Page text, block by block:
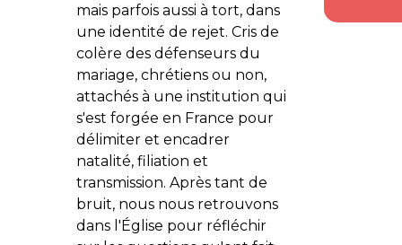
mais parfois aussi à tort, dans
une identité de rejet. Cris de
colère des défenseurs du
mariage, chrétiens ou non,
attachés à une institution qui
s'est forgée en France pour
délimiter et encadrer
natalité, filiation et
transmission. Après tant de
bruit, nous nous retrouvons
dans l'Église pour réfléchir